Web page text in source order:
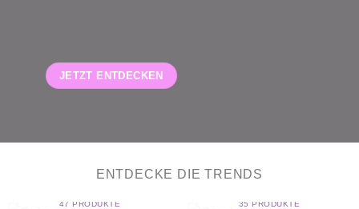
JETZT ENTDECKEN
ENTDECKE DIE TRENDS
47 PRODUKTE 35 PRODUKTE